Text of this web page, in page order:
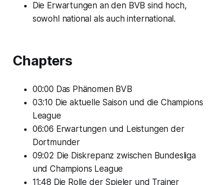
Die Erwartungen an den BVB sind hoch,
sowohl national als auch international.
Chapters
00:00 Das Phänomen BVB
03:10 Die aktuelle Saison und die Champions
League
06:06 Erwartungen und Leistungen der
Dortmunder
09:02 Die Diskrepanz zwischen Bundesliga
und Champions League
11:48 Die Rolle der Spieler und Trainer